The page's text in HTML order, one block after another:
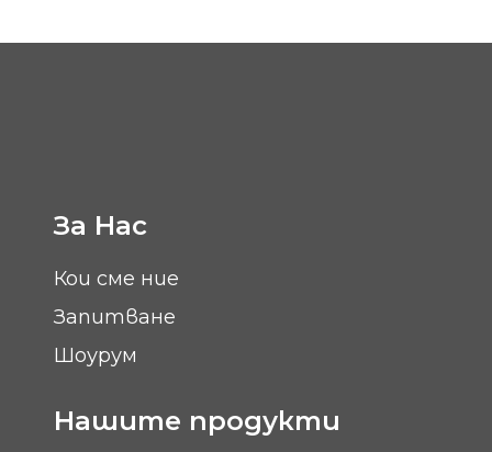
За Нас
Кои сме ние
Запитване
Шоурум
Нашите продукти